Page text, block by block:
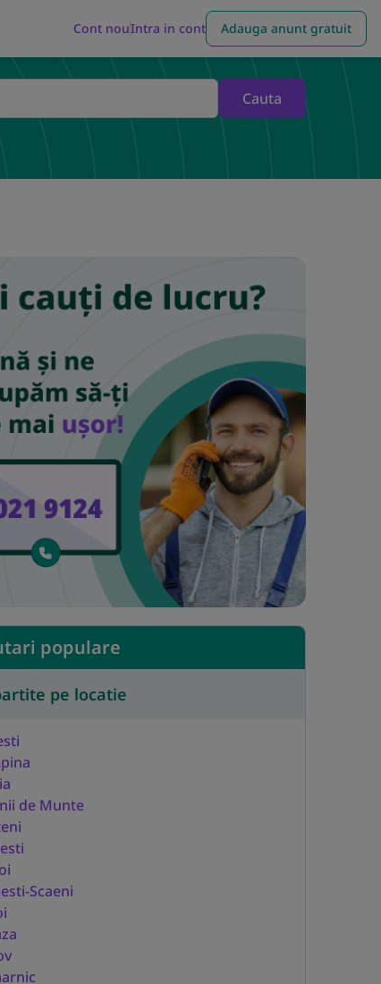
Cont nouIntra in cont Adauga anunt gratuit
Cauta
populare
pe locatie
de Munte
Scaeni